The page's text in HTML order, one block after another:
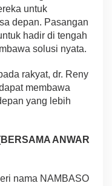
untuk
depan. Pasangan
hadir di tengah
solusi nyata.
rakyat, dr. Reny
membawa
yang lebih
ANWAR
nama NAMBASO